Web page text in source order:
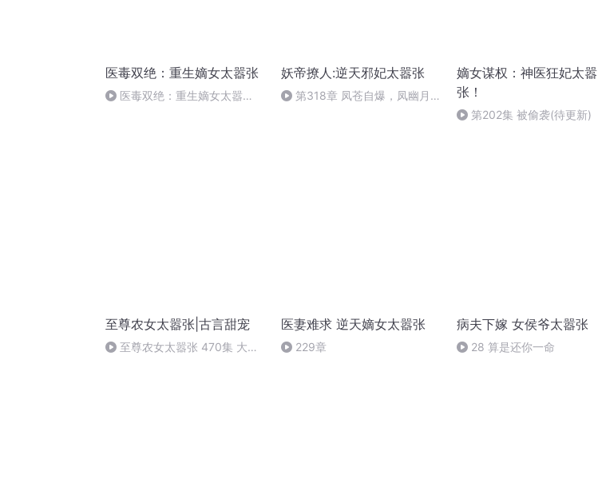
医毒双绝：重生嫡女太嚣张
医毒双绝：重生嫡女太嚣
妖帝撩人:逆天邪妃太嚣张
第318章 凤苍自爆，凤幽月
嫡女谋权：神医狂妃太嚣
张！
第202集 被偷袭(待更新)
至尊农女太嚣张|古言甜宠
至尊农女太嚣张 470集 大结
医妻难求 逆天嫡女太嚣张
229章
病夫下嫁 女侯爷太嚣张
28 算是还你一命